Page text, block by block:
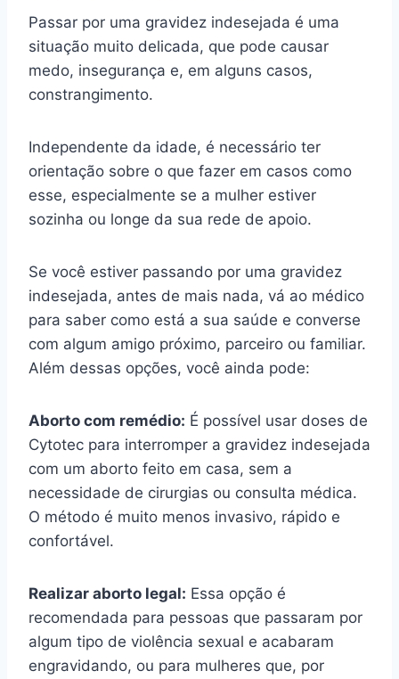
Passar por uma gravidez indesejada é uma
situação muito delicada, que pode causar
medo, insegurança e, em alguns casos,
constrangimento.
Independente da idade, é necessário ter
orientação sobre o que fazer em casos como
esse, especialmente se a mulher estiver
sozinha ou longe da sua rede de apoio.
Se você estiver passando por uma gravidez
indesejada, antes de mais nada, vá ao médico
para saber como está a sua saúde e converse
com algum amigo próximo, parceiro ou familiar.
Além dessas opções, você ainda pode:
Aborto com remédio: É possível usar doses de
Cytotec para interromper a gravidez indesejada
com um aborto feito em casa, sem a
necessidade de cirurgias ou consulta médica.
O método é muito menos invasivo, rápido e
confortável.
Realizar aborto legal: Essa opção é
recomendada para pessoas que passaram por
algum tipo de violência sexual e acabaram
engravidando, ou para mulheres que, por